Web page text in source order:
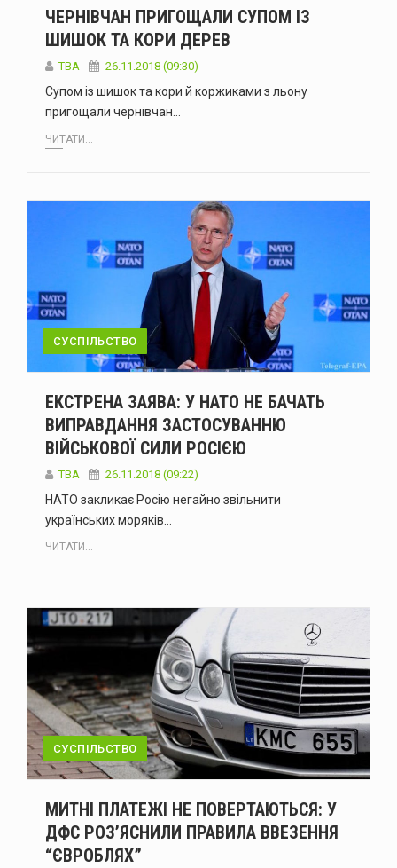
ЧЕРНІВЧАН ПРИГОЩАЛИ СУПОМ ІЗ
ШИШОК ТА КОРИ ДЕРЕВ
TBA 26.11.2018 (09:30)
Супом із шишок та кори й коржиками з льону
пригощали чернівчан…
ЧИТАТИ...
СУСПІЛЬСТВО
ЕКСТРЕНА ЗАЯВА: У НАТО НЕ БАЧАТЬ
ВИПРАВДАННЯ ЗАСТОСУВАННЮ
ВІЙСЬКОВОЇ СИЛИ РОСІЄЮ
TBA 26.11.2018 (09:22)
НАТО закликає Росію негайно звільнити
українських моряків…
ЧИТАТИ...
СУСПІЛЬСТВО
МИТНІ ПЛАТЕЖІ НЕ ПОВЕРТАЮТЬСЯ: У
ДФС РОЗ’ЯСНИЛИ ПРАВИЛА ВВЕЗЕННЯ
“ЄВРОБЛЯХ”